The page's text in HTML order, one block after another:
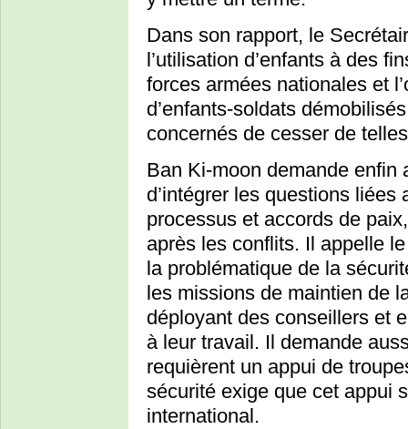
Dans son rapport, le
l’utilisation d’enfants à des
forces armées nationales et
d’enfants-soldats
concernés de cesser de
Ban Ki-moon demande enfin
d’intégrer les questions
processus et accords de
après les conflits. Il appelle
la problématique de la
les missions de maintien de
déployant des conseillers et
à leur travail. Il demande
requièrent un appui de
sécurité exige que cet appui
international.